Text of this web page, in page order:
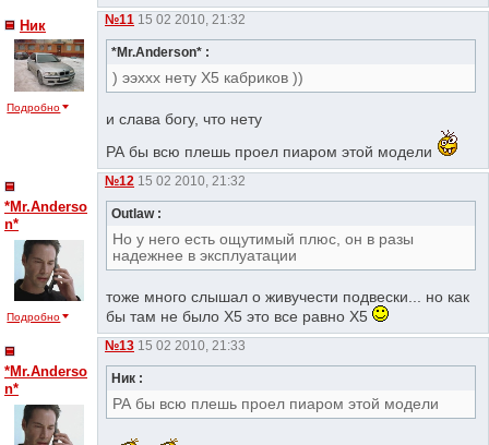
Ник
Подробно
№11 15 02 2010, 21:32
*Mr.Anderson* :
) ээххх нету Х5 кабриков ))
и слава богу, что нету
РА бы всю плешь проел пиаром этой модели
*Mr.Anderso
n*
Подробно
№12 15 02 2010, 21:32
Outlaw :
Но у него есть ощутимый плюс, он в разы
надежнее в эксплуатации
тоже много слышал о живучести подвески... но как
бы там не было Х5 это все равно Х5
*Mr.Anderso
n*
№13 15 02 2010, 21:33
Ник :
РА бы всю плешь проел пиаром этой модели